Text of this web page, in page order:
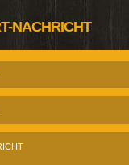
NACHRICHT